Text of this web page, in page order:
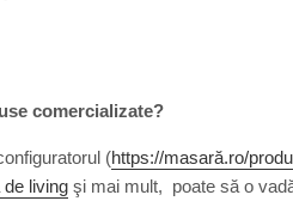
comercializate?
(https://masară.ro/
de living şi mai mult, poate să o